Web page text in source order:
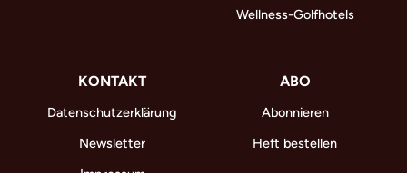
Wellness-Golfhotels
KONTAKT
Datenschutzerklärung
Newsletter
ABO
Abonnieren
Heft bestellen